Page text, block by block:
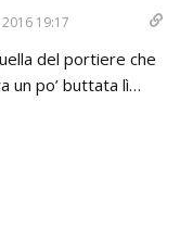
19:17
del portiere che
un po’ buttata lì…